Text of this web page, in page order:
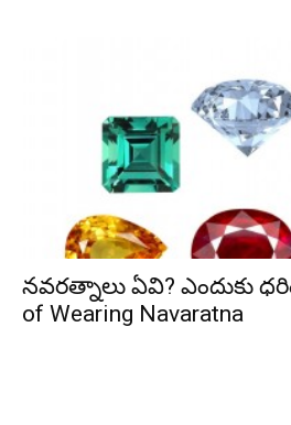
నవరత్నాలు ఏవి? ఎందుకు
of Wearing Navaratna